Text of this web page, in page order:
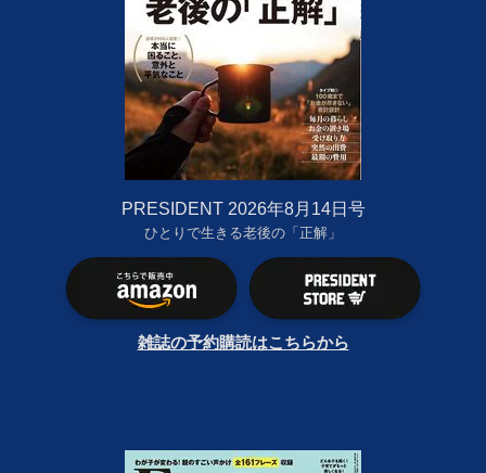
PRESIDENT 2026年8月14日号
ひとりで生きる老後の「正解」
雑誌の予約購読はこちらから